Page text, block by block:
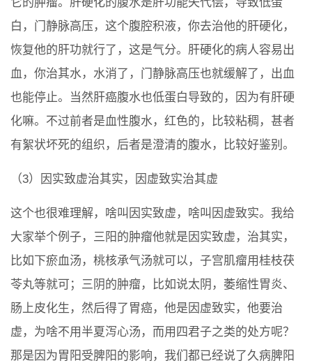
白，门静脉高压，这个腹腔积液，你去治他的肝硬化，
恢复他的肝功就行了，这是气分。肝硬化的病人容易出
血，你治其水，水消了，门静脉高压也就缓解了，出血
也能停止。当然肝癌腹水也低蛋白导致的，因为有肝硬
化嘛。不过前者是血性腹水，红色的，比较粘稠，甚者
有絮状坏死的组织，后者是澄清的腹水，比较好鉴别。
（3）因实致虚治其实，因虚致实治其虚
这个也很难理解，啥叫因实致虚，啥叫因虚致实。我给
大家举个例子，三阳的肿瘤他就是因实致虚，治其实，
比如下瘀血汤，桃核承气汤就可以，子宫肌瘤用桂枝茯
苓丸等就可；三阴的肿瘤，比如说太阴，萎缩性胃炎、
肠上皮化生，然后得了胃癌，他是因虚致实，他要治
虚，为啥不用半夏泻心汤，而用四君子之类的处方呢？
那是因为胃阳受脾阳的影响，我们都已经说了久病脾阳